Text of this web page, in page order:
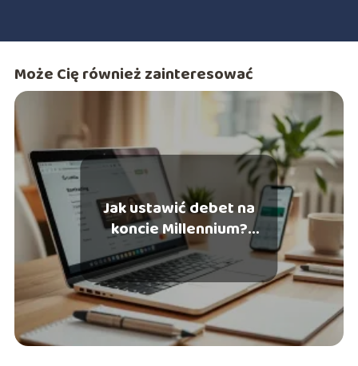
Może Cię również zainteresować
Jak ustawić debet na
koncie Millennium?
Praktyczny przewodnik